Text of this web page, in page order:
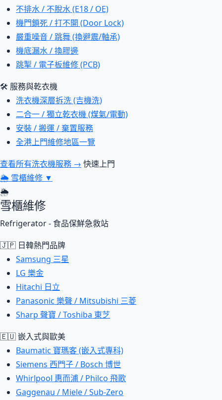
不排水 / 不脫水 (E18 / OE)
機門鎖死 / 打不開 (Door Lock)
嚴重噪音 / 跳舞 (換避震/軸承)
機底漏水 / 換膠邊
跳掣 / 電子板維修 (PCB)
🛠 服務與乾衣機
洗衣機深層拆洗 (吉機洗)
二合一 / 獨立乾衣機 (煤氣/電動)
安裝 / 搬運 / 棄置服務
全港上門維修地區一覽
查看所有洗衣機服務 → 快速上門
🌦 雪櫃維修 ▼
🌦
雪櫃維修
Refrigerator - 食品保鮮急救站
🇯🇵 日韓熱門品牌
Samsung 三星
LG 樂金
Hitachi 日立
Panasonic 樂聲 / Mitsubishi 三菱
Sharp 聲寶 / Toshiba 東芝
🇪🇺 嵌入式與歐美
Baumatic 寶瑪客 (嵌入式專科)
Siemens 西門子 / Bosch 博世
Whirlpool 惠而浦 / Philco 飛歌
Gaggenau / Miele / Sub-Zero